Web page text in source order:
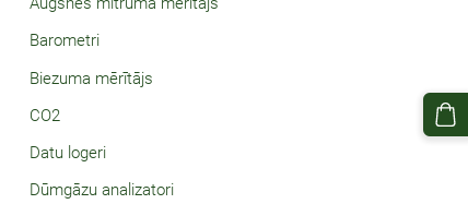
Barometri
Biezuma mērītājs
CO2
Datu logeri
Dūmgāzu analizatori